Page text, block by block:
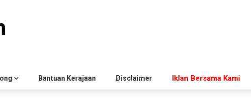
Bantuan Kerajaan Disclaimer Iklan Bersama Kami